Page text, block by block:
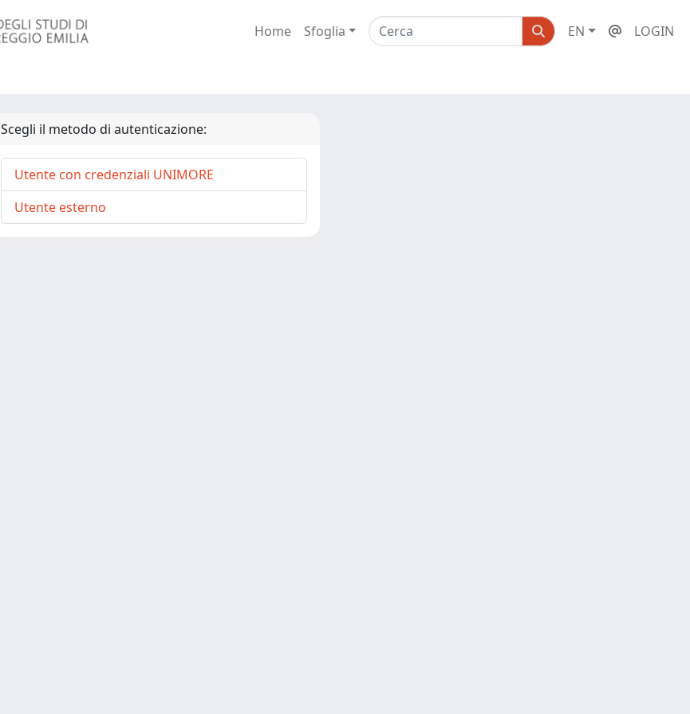
Home Sfoglia EN LOGIN
Scegli il metodo di autenticazione:
Utente con credenziali UNIMORE
Utente esterno